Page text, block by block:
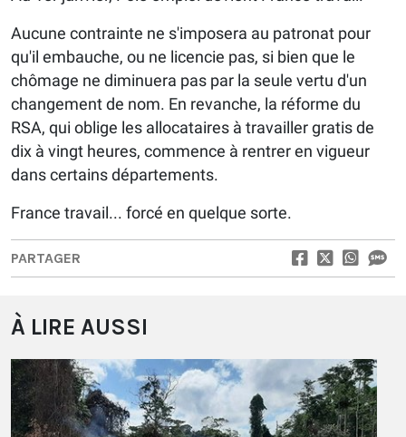
Aucune contrainte ne s'imposera au patronat pour
qu'il embauche, ou ne licencie pas, si bien que le
chômage ne diminuera pas par la seule vertu d'un
changement de nom. En revanche, la réforme du
RSA, qui oblige les allocataires à travailler gratis de
dix à vingt heures, commence à rentrer en vigueur
dans certains départements.
France travail... forcé en quelque sorte.
PARTAGER
À LIRE AUSSI